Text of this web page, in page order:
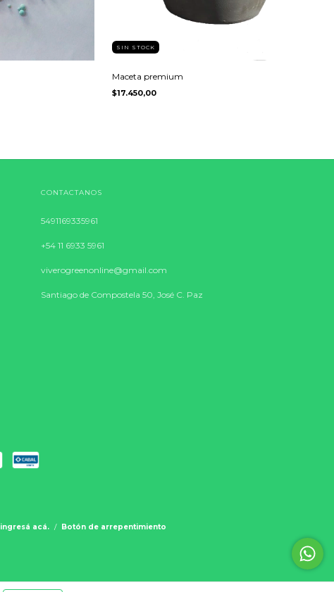
SIN STOCK
Maceta premium
$17.450,00
CONTACTANOS
5491169335961
+54 11 6933 5961
viverogreenonline@gmail.com
Santiago de Compostela 50, José C. Paz
ingresá acá. / Botón de arrepentimiento